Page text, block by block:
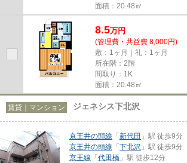
面積：20.48㎡
8.5万円
(管理費・共益費 8,000円)
敷：1ヶ月｜礼：1ヶ月
所在階：2階
間取り：1K
面積：20.48㎡
賃貸｜マンション ジェネシス下北沢
京王井の頭線 「新代田 」駅 徒歩9分
京王井の頭線 「下北沢 」駅 徒歩9分
京王線 「代田橋 」駅 徒歩12分